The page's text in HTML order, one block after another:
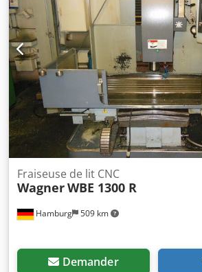
Hamburg 509 km
Fraiseuse de lit CNC
WagnerWBE 1300 R
Demander